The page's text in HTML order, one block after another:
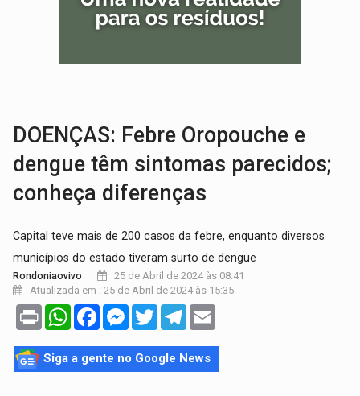
LAZER:Seis lugares gratuitos para aproveitar o fim de semana
DOENÇAS: Febre Oropouche e
dengue têm sintomas parecidos;
conheça diferenças
Capital teve mais de 200 casos da febre, enquanto diversos
municípios do estado tiveram surto de dengue
Rondoniaovivo
25 de Abril de 2024 às 08:41
Atualizada em : 25 de Abril de 2024 às 15:35
Print WhatsAppFacebookMessenger
TwitterTelegram
Siga a gente no Google News